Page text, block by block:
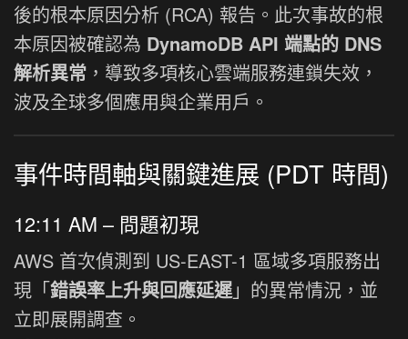
後的根本原因分析 (RCA) 報告。此次事故的根
本原因被確認為 DynamoDB API 端點的 DNS
解析異常 ，導致多項核心雲端服務連鎖失效，
波及全球多個應用與企業用戶。
事件時間軸與關鍵進展 (PDT 時間)
12:11 AM – 問題初現
AWS 首次偵測到 US-EAST-1 區域多項服務出
現「錯誤率上升與回應延遲」的異常情況，並
立即展開調查。